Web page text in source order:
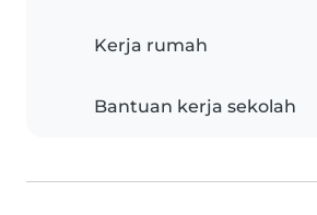
Kerja rumah
Bantuan kerja sekolah